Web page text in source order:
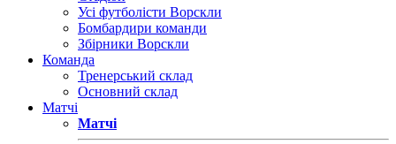
Усі футболісти Ворскли
Бомбардири команди
Збірники Ворскли
Команда
Тренерський склад
Основний склад
Матчі
Матчі